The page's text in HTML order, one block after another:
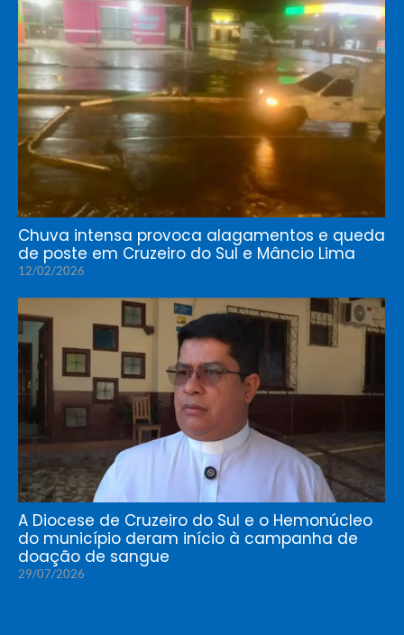
Chuva intensa provoca alagamentos e queda
de poste em Cruzeiro do Sul e Mâncio Lima
12/02/2026
A Diocese de Cruzeiro do Sul e o Hemonúcleo
do município deram início à campanha de
doação de sangue
29/07/2026